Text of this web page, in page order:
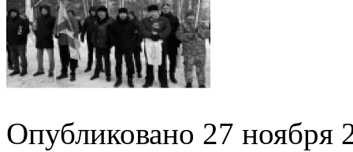
Опубликовано 27 ноября